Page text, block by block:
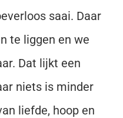
saai. Daar
te liggen en we
Dat lijkt een
niets is minder
liefde, hoop en